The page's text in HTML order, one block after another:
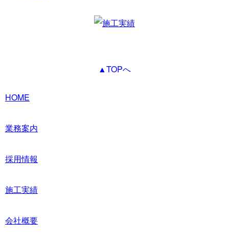
▲TOPへ
HOME
業務案内
採用情報
施工実績
会社概要